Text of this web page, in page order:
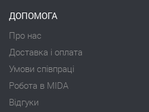
ДОПОМОГА
Про нас
Доставка і оплата
Умови співпраці
Робота в MIDA
Відгуки